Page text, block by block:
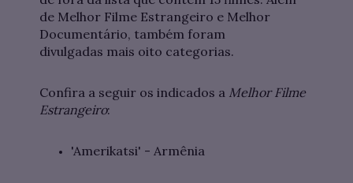
de Melhor Filme Estrangeiro e Melhor
Documentário, também foram
divulgadas mais oito categorias.
Confira a seguir os indicados a Melhor Filme
Estrangeiro:
'Amerikatsi' - Armênia